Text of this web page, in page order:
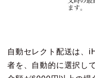
自動セレクト配送は、
者を、自動的に選択し